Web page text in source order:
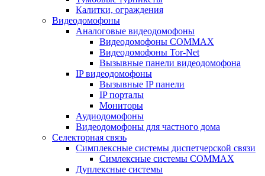
Калитки, ограждения
Видеодомофоны
Аналоговые видеодомофоны
Видеодомофоны COMMAX
Видеодомофоны Tor-Net
Вызывные панели видеодомофона
IP видеодомофоны
Вызывные IP панели
IP порталы
Мониторы
Аудиодомофоны
Видеодомофоны для частного дома
Селекторная связь
Симплексные системы диспетчерской связи
Симлексные системы COMMAX
Дуплексные системы